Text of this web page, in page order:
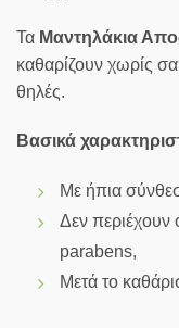
Τα Μαντηλάκια
καθαρίζουν χωρίς
θηλές.
Βασικά
Με ήπια
Δεν περιέχουν
parabens,
Μετά το